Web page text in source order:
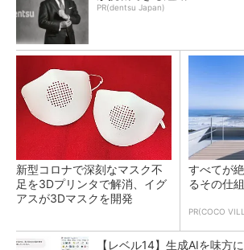
PR(dentsu Japan)
新型コロナで深刻なマスク不
足を3Dプリンタで解消、イグ
アスが3Dマスクを開発
すべてが
るその仕
PR(COCO
【レベル14】生成AIを味方